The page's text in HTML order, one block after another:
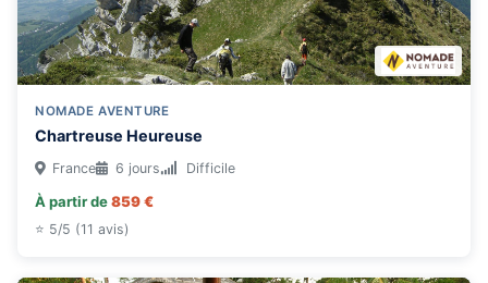
NOMADE AVENTURE
Chartreuse Heureuse
France 6 jours Difficile
À partir de859 €
⭐ 5/5 (11 avis)